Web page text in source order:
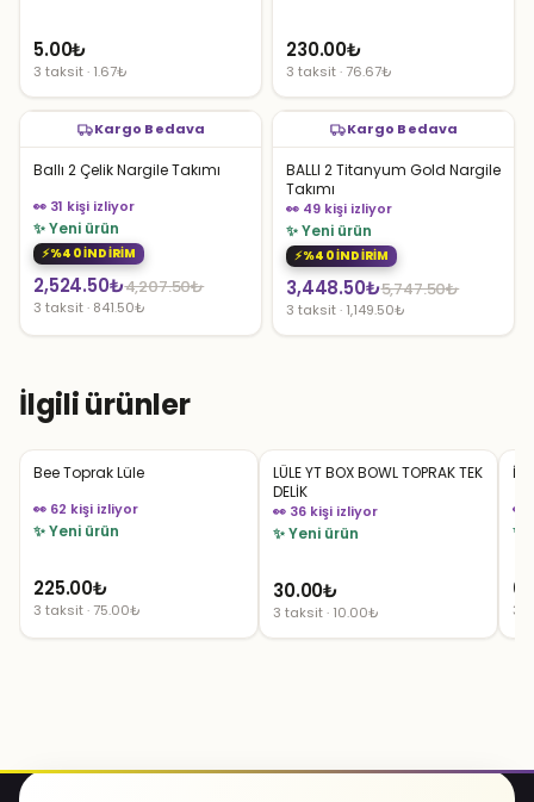
5.00₺
3 taksit · 1.67₺
230.00₺
3 taksit · 76.67₺
Kargo Bedava
Ballı 2 Çelik Nargile Takımı
👀 31 kişi izliyor
✨ Yeni ürün
%40 İNDİRİM
4,207.50₺
Orijinal
fiyat:
2,524.50₺
Şu
andaki
3 taksit · 841.50₺
Kargo Bedava
BALLI 2 Titanyum Gold Nargile
Takımı
👀 49 kişi izliyor
✨ Yeni ürün
%40 İNDİRİM
5,747.50₺
Orijinal
fiyat:
3,448.50₺
Şu
andaki
3 taksit · 1,149.50₺
İlgili ürünler
Bee Toprak Lüle
👀 62 kişi izliyor
✨ Yeni ürün
225.00₺
3 taksit · 75.00₺
LÜLE YT BOX BOWL TOPRAK TEK
DELİK
👀 36 kişi izliyor
✨ Yeni ürün
30.00₺
3 taksit · 10.00₺
👀
✨
3